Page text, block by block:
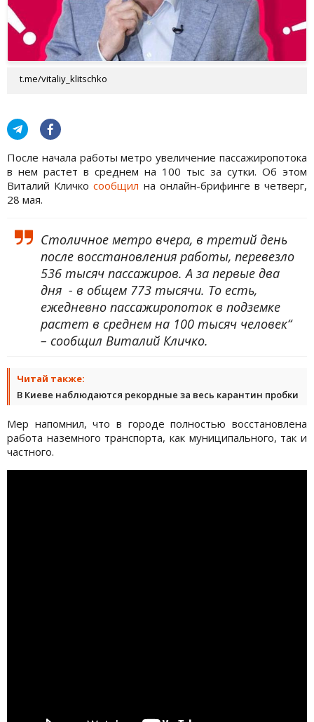
t.me/vitaliy_klitschko
После начала работы метро увеличение пассажиропотока
в нем растет в среднем на 100 тыс за сутки. Об этом
Виталий Кличкосообщил на онлайн-брифинге в четверг,
28 мая.
Столичное метро вчера, в третий день
после восстановления работы, перевезло
536 тысяч пассажиров. А за первые два
дня - в общем 773 тысячи. То есть,
ежедневно пассажиропоток в подземке
растет в среднем на 100 тысяч человек“
– сообщил Виталий Кличко.
Читай также:
В Киеве наблюдаются рекордные за весь карантин пробки
Мер напомнил, что в городе полностью восстановлена
работа наземного транспорта, как муниципального, так и
частного.